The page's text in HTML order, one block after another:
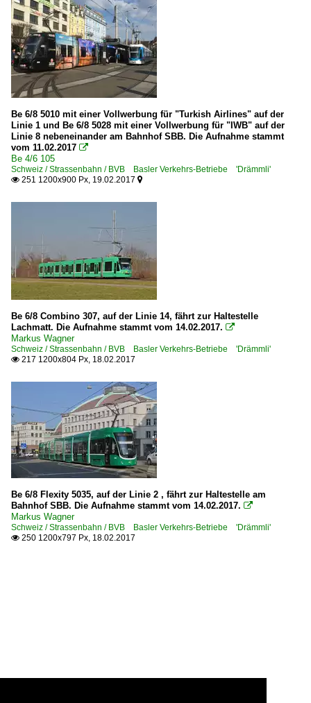
Be 6/8 5010 mit einer Vollwerbung für "Turkish Airlines" auf der
Linie 1 und Be 6/8 5028 mit einer Vollwerbung für "IWB" auf der
Linie 8 nebeneinander am Bahnhof SBB. Die Aufnahme stammt
vom 11.02.2017 
Be 4/6 105
Schweiz / Strassenbahn / BVB Basler Verkehrs-Betriebe 'Drämmli'
 251 1200x900 Px, 19.02.2017 
Be 6/8 Combino 307, auf der Linie 14, fährt zur Haltestelle
Lachmatt. Die Aufnahme stammt vom 14.02.2017. 
Markus Wagner
Schweiz / Strassenbahn / BVB Basler Verkehrs-Betriebe 'Drämmli'
 217 1200x804 Px, 18.02.2017
Be 6/8 Flexity 5035, auf der Linie 2 , fährt zur Haltestelle am
Bahnhof SBB. Die Aufnahme stammt vom 14.02.2017. 
Markus Wagner
Schweiz / Strassenbahn / BVB Basler Verkehrs-Betriebe 'Drämmli'
 250 1200x797 Px, 18.02.2017